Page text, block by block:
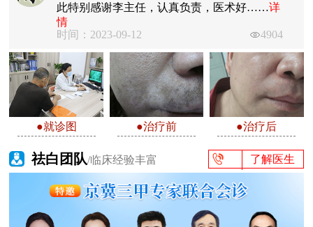
此特别感谢李主任，认真负责，医术好……详
情
时间：2023-09-12
4904
●就诊图 ●治疗前 ●治疗后
祛白团队/临床经验丰富 了解医生